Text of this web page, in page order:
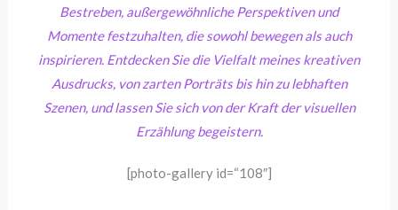
Bestreben, außergewöhnliche Perspektiven und
Momente festzuhalten, die sowohl bewegen als auch
inspirieren. Entdecken Sie die Vielfalt meines kreativen
Ausdrucks, von zarten Porträts bis hin zu lebhaften
Szenen, und lassen Sie sich von der Kraft der visuellen
Erzählung begeistern.
[photo-gallery id=“108″]